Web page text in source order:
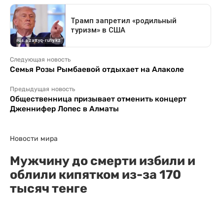
Следующая новость
Семья Розы Рымбаевой отдыхает на Алаколе
Предыдущая новость
Общественница призывает отменить концерт
Дженнифер Лопес в Алматы
Новости мира
Мужчину до смерти избили и
облили кипятком из-за 170
тысяч тенге